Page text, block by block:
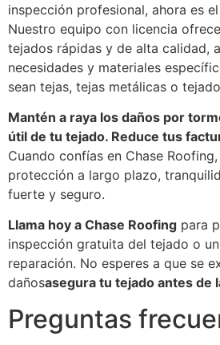
inspección profesional, ahora es
Nuestro equipo con licencia
tejados rápidas y de alta calidad,
necesidades y materiales
sean tejas, tejas metálicas o
Mantén a raya los daños por
útil de tu tejado. Reduce tus
Cuando confías en Chase
protección a largo plazo,
fuerte y seguro.
Llama hoy a Chase Roofing para
inspección gratuita del tejado o
reparación. No esperes a que se
dañosasegura tu tejado antes de
Preguntas